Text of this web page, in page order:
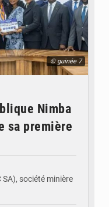
© guinée 7
Nimba
sa première
société minière